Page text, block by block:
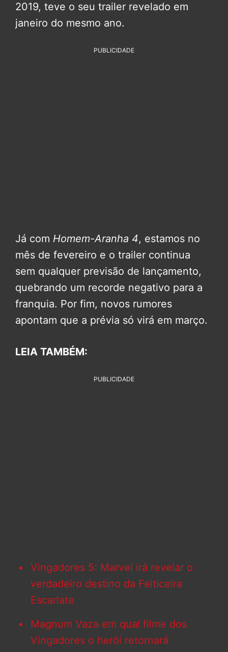
2019, teve o seu trailer revelado em
janeiro do mesmo ano.
PUBLICIDADE
Já com Homem-Aranha 4, estamos no
mês de fevereiro e o trailer continua
sem qualquer previsão de lançamento,
quebrando um recorde negativo para a
franquia. Por fim, novos rumores
apontam que a prévia só virá em março.
LEIA TAMBÉM:
PUBLICIDADE
Vingadores 5: Marvel irá revelar o
verdadeiro destino da Feiticeira
Escarlate
Magnum Vaza em qual filme dos
Vingadores o herói retornará